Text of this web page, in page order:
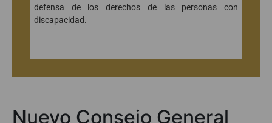
defensa de los derechos de las personas con
discapacidad.
Nuevo Consejo General